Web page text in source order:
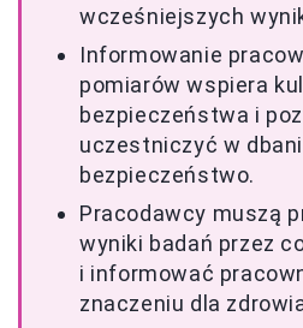
wcześniejszych
Informowanie
pomiarów wspiera
bezpieczeństwa i
uczestniczyć w
bezpieczeństwo.
Pracodawcy muszą
wyniki badań przez
i informować
znaczeniu dla